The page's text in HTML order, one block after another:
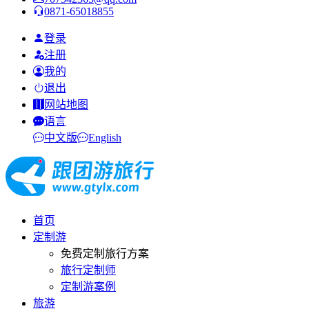
0871-65018855
登录
注册
我的
退出
网站地图
语言
中文版
English
首页
定制游
免费定制旅行方案
旅行定制师
定制游案例
旅游